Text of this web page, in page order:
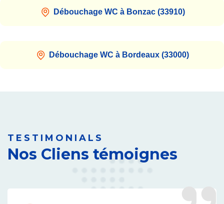
Débouchage WC à Bonzac (33910)
Débouchage WC à Bordeaux (33000)
TESTIMONIALS
Nos Cliens témoignes